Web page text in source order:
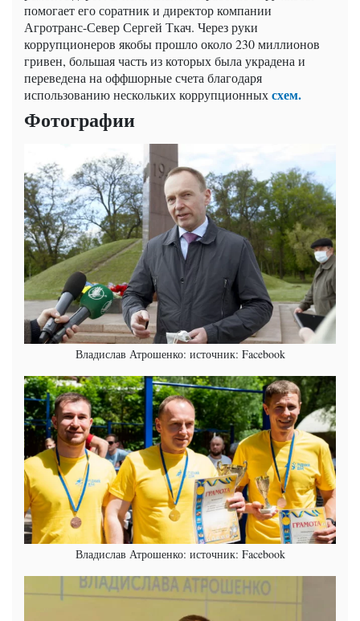
помогает его соратник и директор компании
Агротранс-Север Сергей Ткач. Через руки
коррупционеров якобы прошло около 230 миллионов
гривен, большая часть из которых была украдена и
переведена на оффшорные счета благодаря
использованию нескольких коррупционныхсхем.
Фотографии
Владислав Атрошенко: источник: Facebook
Владислав Атрошенко: источник: Facebook